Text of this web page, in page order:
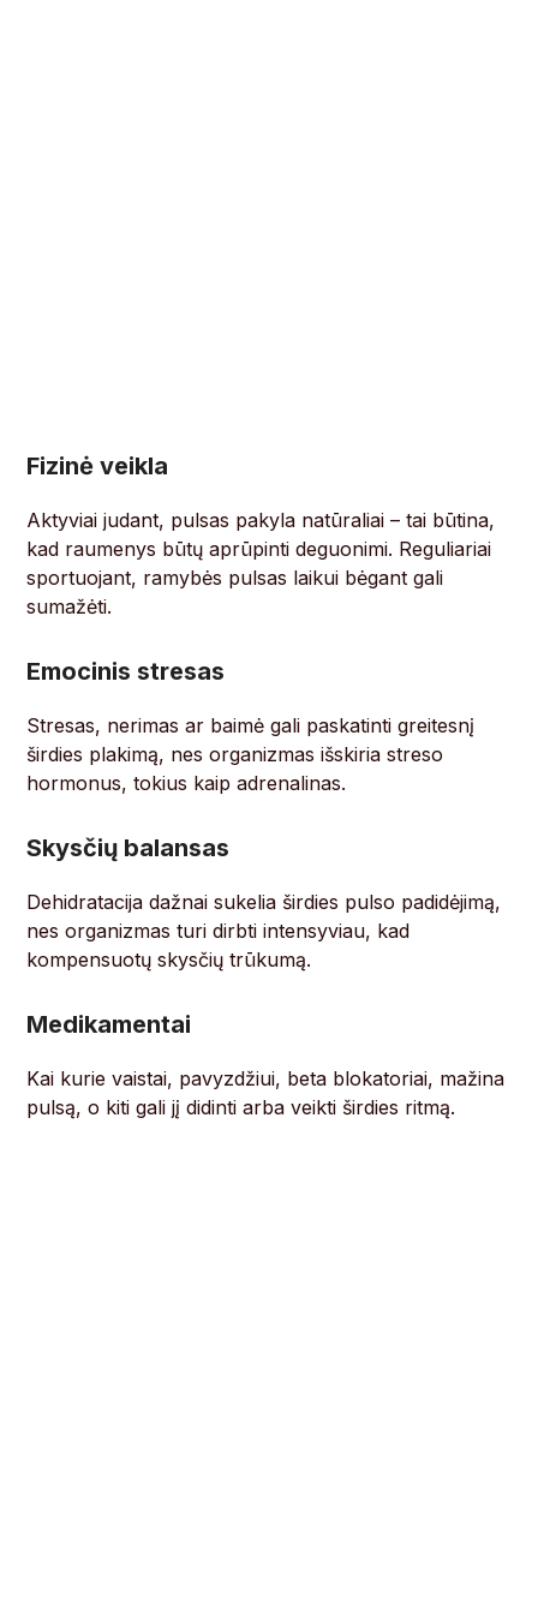
Fizinė veikla
Aktyviai judant, pulsas pakyla natūraliai – tai būtina,
kad raumenys būtų aprūpinti deguonimi. Reguliariai
sportuojant, ramybės pulsas laikui bėgant gali
sumažėti.
Emocinis stresas
Stresas, nerimas ar baimė gali paskatinti greitesnį
širdies plakimą, nes organizmas išskiria streso
hormonus, tokius kaip adrenalinas.
Skysčių balansas
Dehidratacija dažnai sukelia širdies pulso padidėjimą,
nes organizmas turi dirbti intensyviau, kad
kompensuotų skysčių trūkumą.
Medikamentai
Kai kurie vaistai, pavyzdžiui, beta blokatoriai, mažina
pulsą, o kiti gali jį didinti arba veikti širdies ritmą.